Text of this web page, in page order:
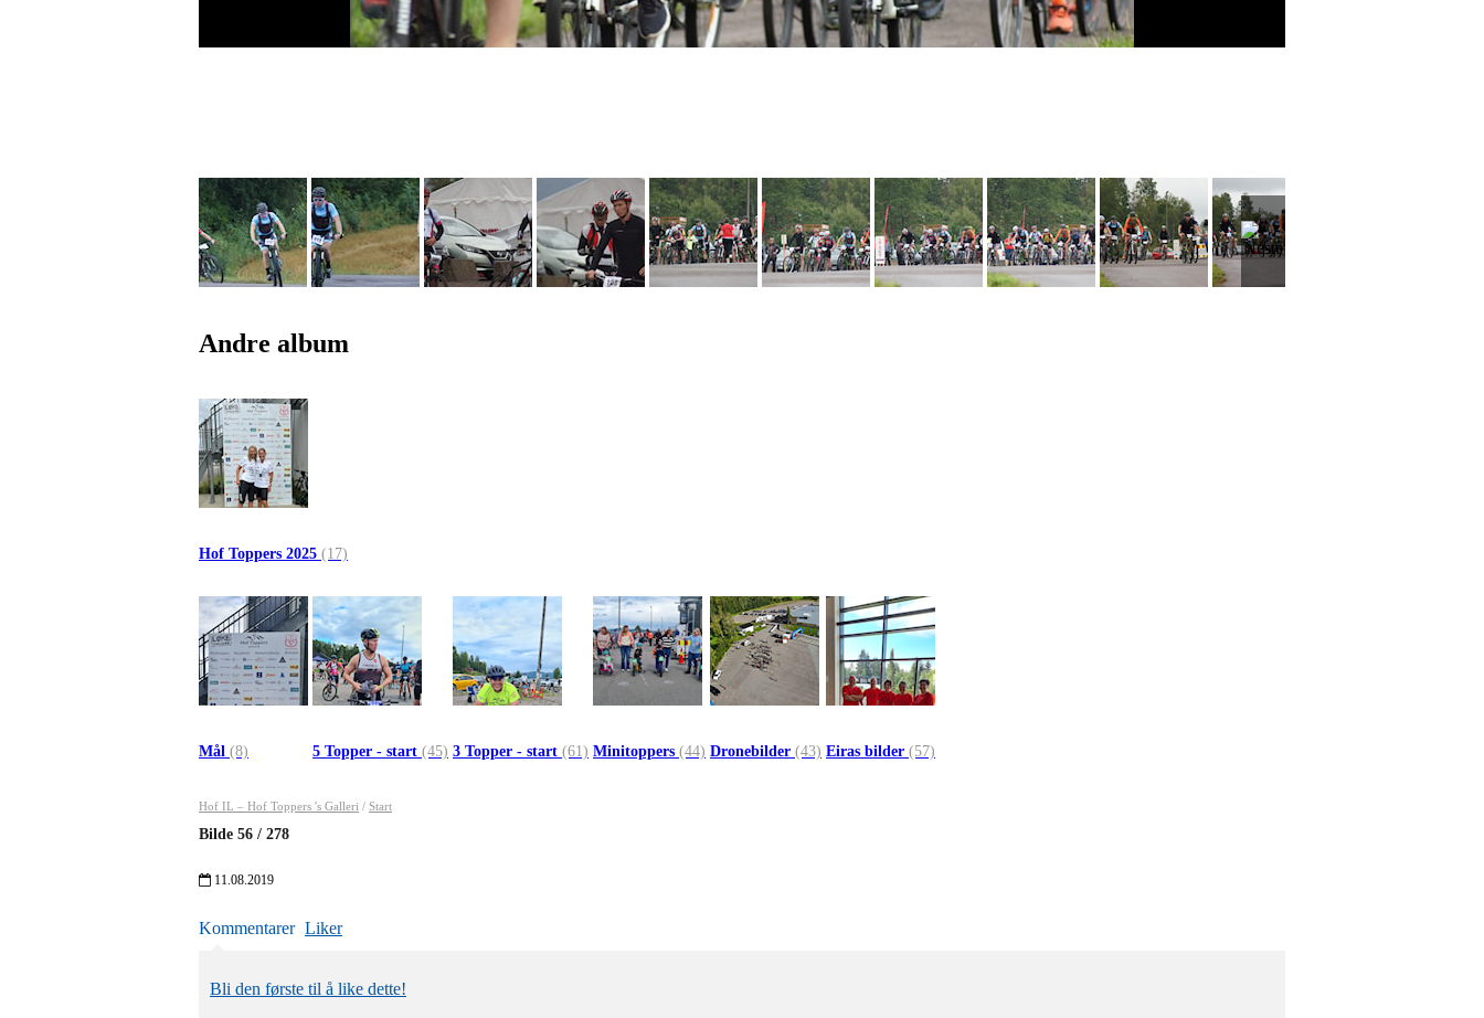
Andre album
Hof Toppers 2025 (17)
Mål (8) 5 Topper - start (45) 3 Topper - start (61) Minitoppers (44) Dronebilder (43) Eiras bilder (57)
Hof IL – Hof Toppers 's Galleri / Start
Bilde 56 / 278
11.08.2019
Kommentarer Liker
Bli den første til å like dette!